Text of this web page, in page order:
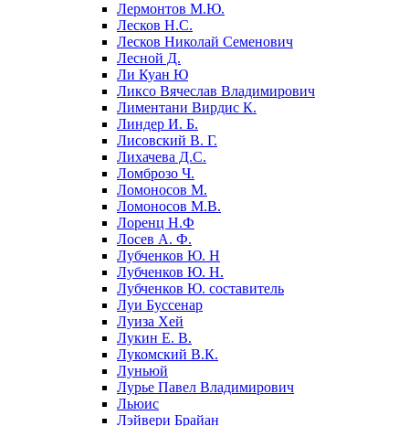
Лермонтов М.Ю.
Лесков Н.С.
Лесков Николай Семенович
Лесной Д.
Ли Куан Ю
Ликсо Вячеслав Владимирович
Лиментани Вирдис К.
Линдер И. Б.
Лисовский В. Г.
Лихачева Д.С.
Ломброзо Ч.
Ломоносов М.
Ломоносов М.В.
Лоренц Н.Ф
Лосев А. Ф.
Лубченков Ю. Н
Лубченков Ю. Н.
Лубченков Ю. составитель
Луи Буссенар
Луиза Хей
Лукин Е. В.
Лукомский В.К.
Луньюй
Лурье Павел Владимирович
Льюис
Лэйвери Брайан